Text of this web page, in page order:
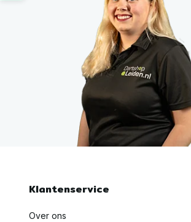
Klantenservice
Over ons